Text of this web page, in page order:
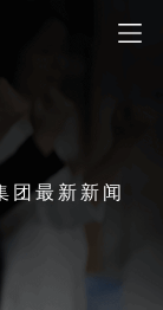
团最新新闻